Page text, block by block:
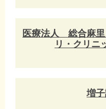
医療法人 総合麻
リ・クリ
増